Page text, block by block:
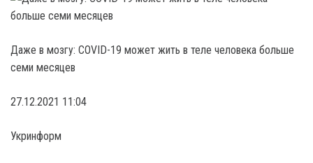
Даже в мозгу: COVID-19 может жить в теле человека больше
семи месяцев
27.12.2021 11:04
Укринформ